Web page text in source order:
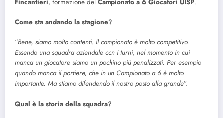
Fincantieri, formazione del Campionato a 6 Giocatori UISP.
Come sta andando la stagione?
“Bene, siamo molto contenti. Il campionato è molto competitivo.
Essendo una squadra aziendale con i turni, nel momento in cui
manca un giocatore siamo un pochino più penalizzati. Per esempio
quando manca il portiere, che in un Campionato a 6 è molto
importante. Ma stiamo difendendo il nostro posto alla grande”.
Qual è la storia della squadra?